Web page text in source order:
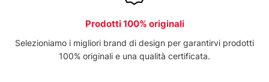
Prodotti 100% originali
Selezioniamo i migliori brand di design per garantirvi prodotti
100% originali e una qualità certificata.